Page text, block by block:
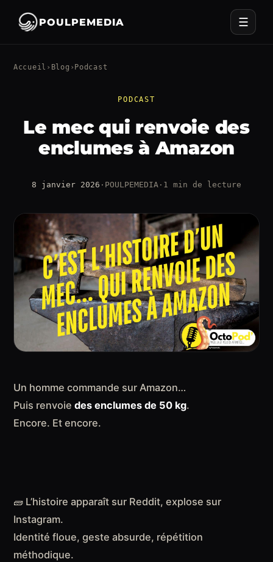
POULPEMEDIA ☰
Accueil › Blog › Podcast
PODCAST
Le mec qui renvoie des
enclumes à Amazon
8 janvier 2026 · POULPEMEDIA · 1 min de lecture
Un homme commande sur Amazon…
Puis renvoie des enclumes de 50 kg.
Encore. Et encore.
🧱 L’histoire apparaît sur Reddit, explose sur
Instagram.
Identité floue, geste absurde, répétition
méthodique.